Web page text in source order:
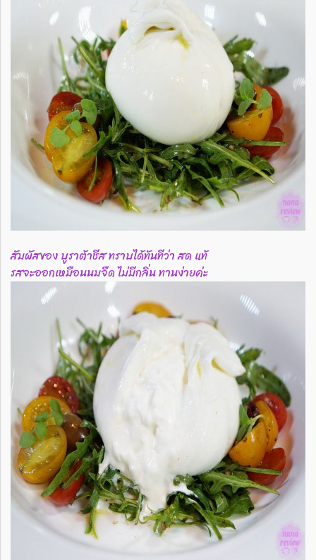
สัมผัสของ บูราต้าชีส ทราบได้ทันทีว่า สด แท้
รสจะออกเหมือนนมจืด ไม่มีกลิ่น ทานง่ายค่ะ